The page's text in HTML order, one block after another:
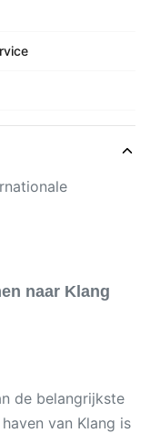
naar Klang
de belangrijkste
van Klang is